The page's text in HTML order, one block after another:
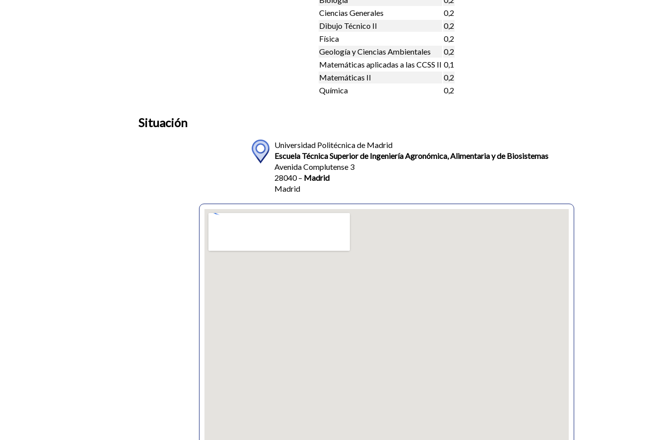
Ciencias Generales
0,2
Dibujo Técnico II
0,2
Física
0,2
Geología y Ciencias Ambientales
0,2
Matemáticas aplicadas a las CCSS II 0,1
Matemáticas II
0,2
Química
0,2
Situación
Universidad Politécnica de Madrid
Escuela Técnica Superior de Ingeniería Agronómica, Alimentaria y de Biosistemas
Avenida Complutense 3
28040 – Madrid
Madrid